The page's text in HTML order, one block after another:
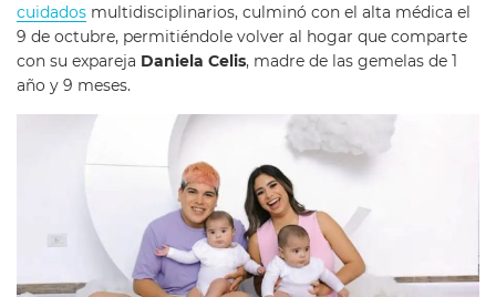
cuidados multidisciplinarios, culminó con el alta médica el
9 de octubre, permitiéndole volver al hogar que comparte
con su expareja Daniela Celis, madre de las gemelas de 1
año y 9 meses.